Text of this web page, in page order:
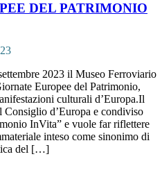
DEL PATRIMONIO
2023 il Museo Ferroviario
Europee del Patrimonio,
culturali d’Europa.Il
Consiglio d’Europa e condiviso
InVita” e vuole far riflettere
inteso come sinonimo di
del […]